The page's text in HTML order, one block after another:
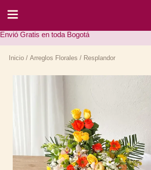
contenido
Envió Gratis en toda Bogotá
Inicio/ Arreglos Florales / Resplandor